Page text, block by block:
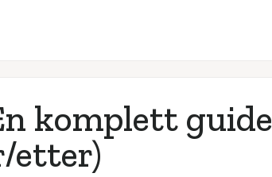
komplett guide
etter)